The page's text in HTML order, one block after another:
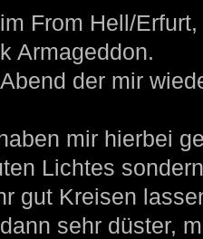
From Hell/
Armageddon.
der mir
mir hierbei
Lichtes
gut Kreisen
sehr düster,